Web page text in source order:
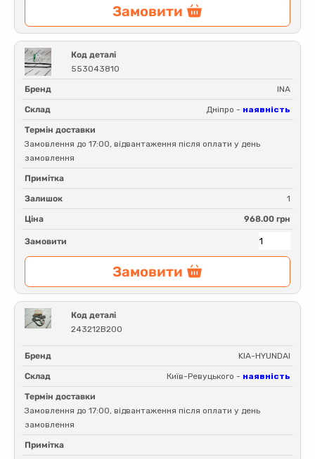
Замовити
Код деталі
553043810
Бренд INA
Склад Дніпро - наявність
Термін доставки
Замовлення до 17:00, відвантаження після оплати у день
замовлення
Примітка
Залишок 1
Ціна 968.00 грн
Замовити
Замовити
Код деталі
243212B200
Бренд KIA-HYUNDAI
Склад Київ-Ревуцького - наявність
Термін доставки
Замовлення до 17:00, відвантаження після оплати у день
замовлення
Примітка